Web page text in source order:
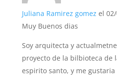
Juliana Ramirez gomez el
Muy Buenos dias
Soy arquitecta y
proyecto de la bilbioteca de
espirito santo, y me